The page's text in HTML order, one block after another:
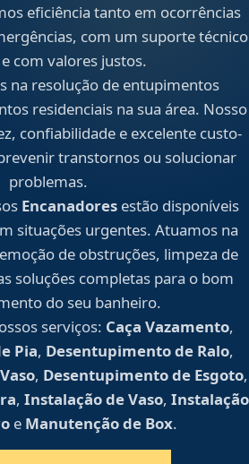
eficiência tanto em ocorrências
com um suporte técnico
com valores justos.
na resolução de entupimentos
residenciais na sua área. Nosso
confiabilidade e excelente custo-
transtornos ou solucionar
problemas.
Encanadoresestão disponíveis
situações urgentes. Atuamos na
de obstruções, limpeza de
soluções completas para o bom
do seu banheiro.
serviços: Caça Vazamento,
Pia, Desentupimento de Ralo,
, Desentupimento de Esgoto,
, Instalação de Vaso, Instalação
e Manutenção de Box.